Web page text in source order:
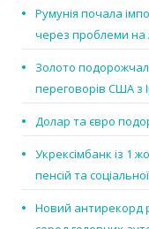
Румунія почала
через проблеми на
Золото
переговорів США з
Долар та євро
Укрексімбанк із 1
пенсій та
Новий антирекорд